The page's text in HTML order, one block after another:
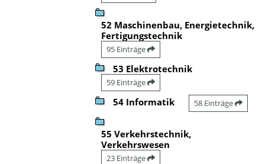
52 Maschinenbau, Energietechnik,
Fertigungstechnik
95 Einträge
53 Elektrotechnik
59 Einträge
54 Informatik 58 Einträge
55 Verkehrstechnik,
Verkehrswesen
23 Einträge